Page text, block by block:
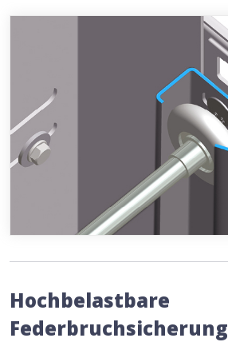
Hochbelastbare
Federbruchsicherung